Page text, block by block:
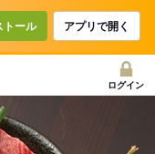
トール アプリで開く
ログイン